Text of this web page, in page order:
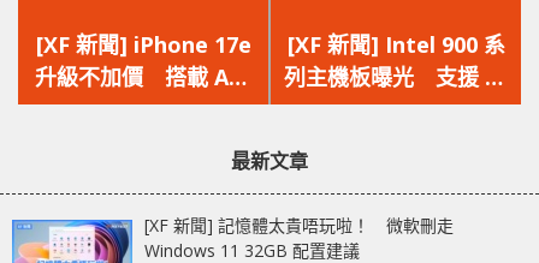
一
篇
文
[XF 新聞] iPhone 17e
升級不加價 搭載 A19
晶片支援 MegaSafe
一
篇
文
[XF 新聞] Intel 900 系
列主機板曝光 支援 48
條 PCIe‧Nova Lake
最新文章
[XF 新聞] 記憶體太貴唔玩啦！ 微軟刪走
Windows 11 32GB 配置建議